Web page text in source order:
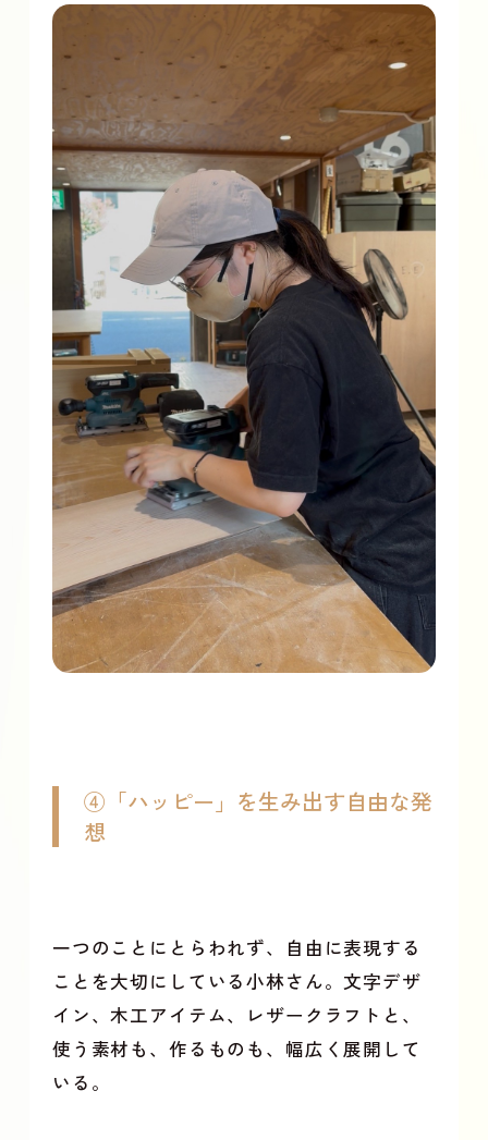
④「ハッピー」を生み出す自由な発
想
一つのことにとらわれず、自由に表現する
ことを大切にしている小林さん。文字デザ
イン、木工アイテム、レザークラフトと、
使う素材も、作るものも、幅広く展開して
いる。